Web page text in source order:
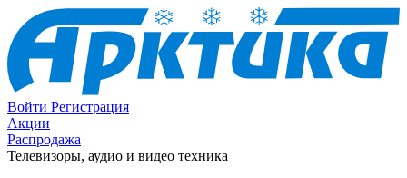
Войти Регистрация
Акции
Распродажа
Телевизоры, аудио и видео техника